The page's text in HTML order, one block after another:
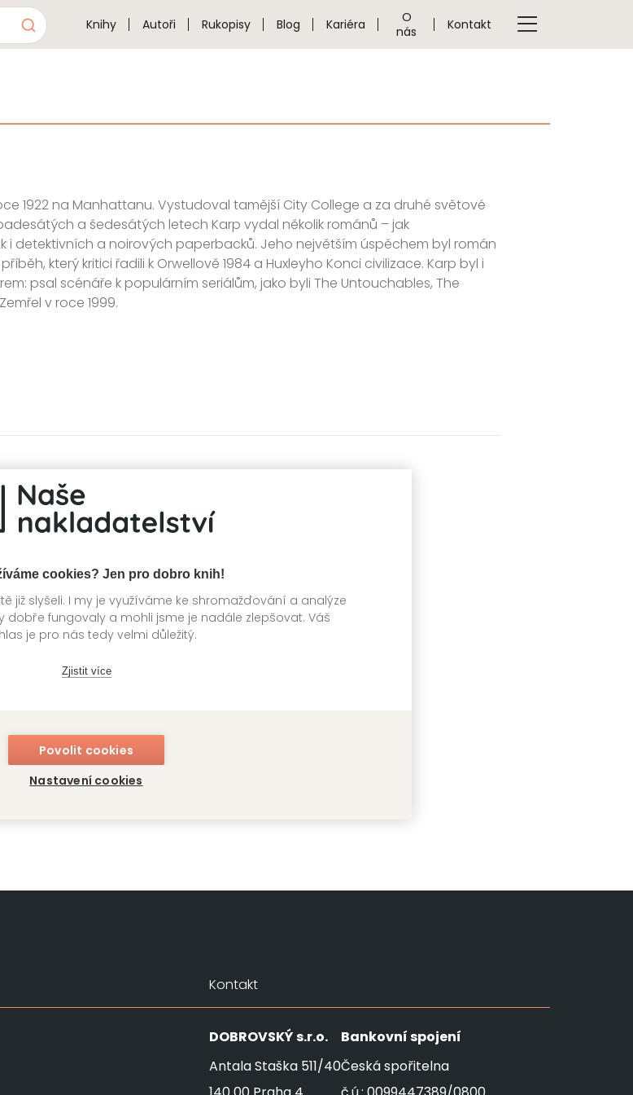
cookies? Jen pro dobro knih!
již slyšeli. I my je využíváme ke shromažďování a analýze
dobře fungovaly a mohli jsme je nadále zlepšovat. Váš
je pro nás tedy velmi důležitý.
Zjistit více
Povolit cookies
Nastavení cookies
Knihy Autoři Rukopisy Blog Kariéra
O
nás
Kontakt
1922 na Manhattanu. Vystudoval tamější City College a za druhé světové
a šedesátých letech Karp vydal několik románů – jak
i detektivních a noirových paperbacků. Jeho největším úspěchem byl román
který kritici řadili k Orwellově 1984 a Huxleyho Konci civilizace. Karp byl i
psal scénáře k populárním seriálům, jako byli The Untouchables, The
v roce 1999.
Kontakt
DOBROVSKÝs.r.o.
Antala Staška 511/40
Bankovní spojení
Česká spořitelna